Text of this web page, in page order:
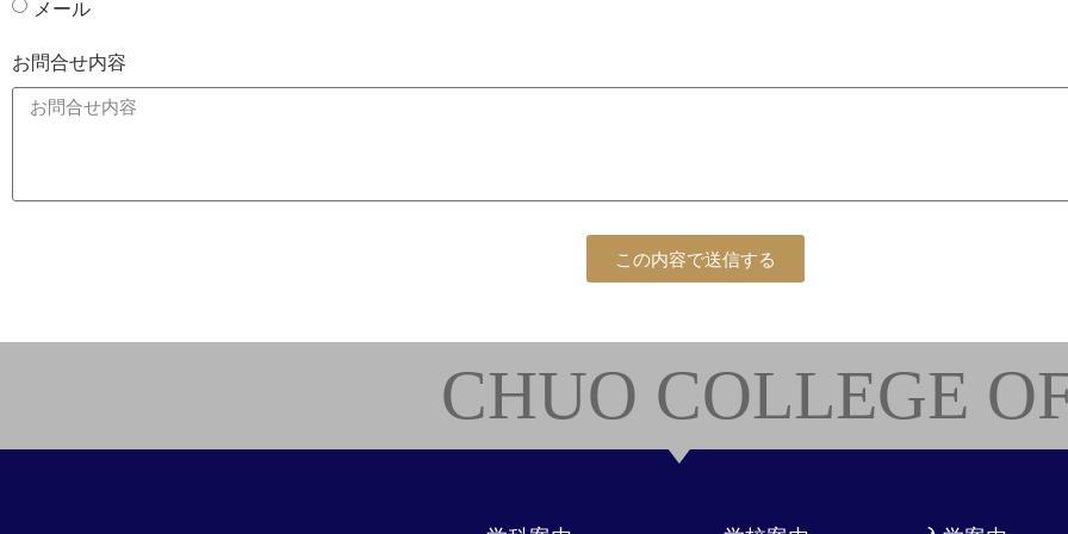
メール
お問合せ内容
この内容で送信する
CHUO COLLEGE